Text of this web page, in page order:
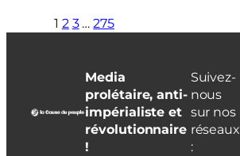
1 2 3 … 275
Media
prolétaire, anti-
impérialiste et
révolutionnaire
!
Suivez-
nous
sur nos
réseaux
: